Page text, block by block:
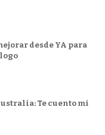
desde YA para
Te cuento mi